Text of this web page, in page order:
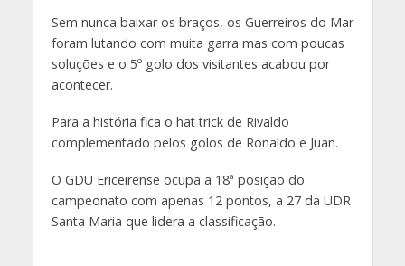
Sem nunca baixar os braços, os Guerreiros do Mar
foram lutando com muita garra mas com poucas
soluções e o 5º golo dos visitantes acabou por
acontecer.
Para a história fica o hat trick de Rivaldo
complementado pelos golos de Ronaldo e Juan.
O GDU Ericeirense ocupa a 18ª posição do
campeonato com apenas 12 pontos, a 27 da UDR
Santa Maria que lidera a classificação.